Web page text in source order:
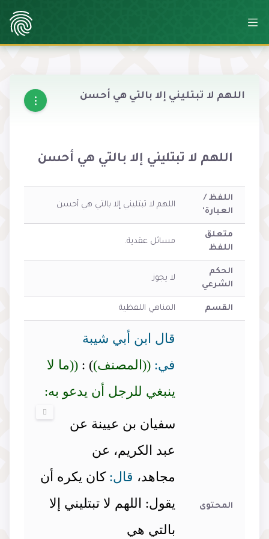
اللهم لا تبتليني إلا بالتي هي أحسن
اللهم لا تبتليني إلا بالتي هي أحسن
اللفظ /
العبارة'
اللهم لا تبتليني إلا بالتي هي أحسن
متعلق
اللفظ
مسائل عقدية.
الحكم
الشرعي
لا يجوز
القسم المناهي اللفظية
المحتوى
قال ابن أبي شيبة
في: ((المصنف)) : ((ما لا
ينبغي للرجل أن يدعو به:
سفيان بن عيينة عن
عبد الكريم، عن
مجاهد، قال: كان يكره أن
يقول: اللهم لا تبتليني إلا
بالتي هي